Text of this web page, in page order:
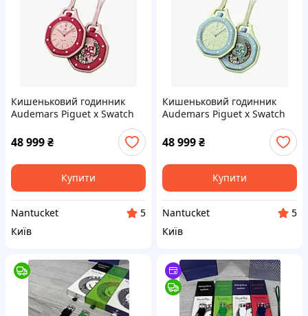
Кишеньковий годинник
Audemars Piguet x Swatch
SSX03R100N
48 999₴
Купити
Nantucket
5
Київ
Кишеньковий годинник
Audemars Piguet x Swatch
SSX03L101N
48 999₴
Купити
Nantucket
5
Київ